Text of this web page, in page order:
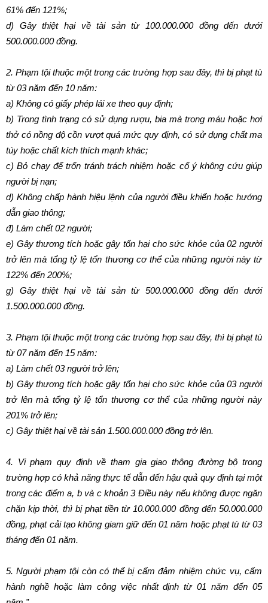
61% đến 121%;
d) Gây thiệt hại về tài sản từ 100.000.000 đồng đến dưới
500.000.000 đồng.
2. Phạm tội thuộc một trong các trường hợp sau đây, thì bị phạt tù
từ 03 năm đến 10 năm:
a) Không có giấy phép lái xe theo quy định;
b) Trong tình trạng có sử dụng rượu, bia mà trong máu hoặc hơi
thở có nồng độ cồn vượt quá mức quy định, có sử dụng chất ma
túy hoặc chất kích thích mạnh khác;
c) Bỏ chạy để trốn tránh trách nhiệm hoặc cố ý không cứu giúp
người bị nạn;
d) Không chấp hành hiệu lệnh của người điều khiển hoặc hướng
dẫn giao thông;
đ) Làm chết 02 người;
e) Gây thương tích hoặc gây tổn hại cho sức khỏe của 02 người
trở lên mà tổng tỷ lệ tổn thương cơ thể của những người này từ
122% đến 200%;
g) Gây thiệt hại về tài sản từ 500.000.000 đồng đến dưới
1.500.000.000 đồng.
3. Phạm tội thuộc một trong các trường hợp sau đây, thì bị phạt tù
từ 07 năm đến 15 năm:
a) Làm chết 03 người trở lên;
b) Gây thương tích hoặc gây tổn hại cho sức khỏe của 03 người
trở lên mà tổng tỷ lệ tổn thương cơ thể của những người này
201% trở lên;
c) Gây thiệt hại về tài sản 1.500.000.000 đồng trở lên.
4. Vi phạm quy định về tham gia giao thông đường bộ trong
trường hợp có khả năng thực tế dẫn đến hậu quả quy định tại một
trong các điểm a, b và c khoản 3 Điều này nếu không được ngăn
chặn kịp thời, thì bị phạt tiền từ 10.000.000 đồng đến 50.000.000
đồng, phạt cải tạo không giam giữ đến 01 năm hoặc phạt tù từ 03
tháng đến 01 năm.
5. Người phạm tội còn có thể bị cấm đảm nhiệm chức vụ, cấm
hành nghề hoặc làm công việc nhất định từ 01 năm đến 05